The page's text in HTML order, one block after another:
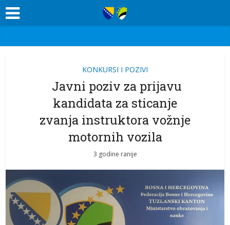
KONKURSI I POZIVI
Javni poziv za prijavu
kandidata za sticanje
zvanja instruktora vožnje
motornih vozila
3 godine ranije